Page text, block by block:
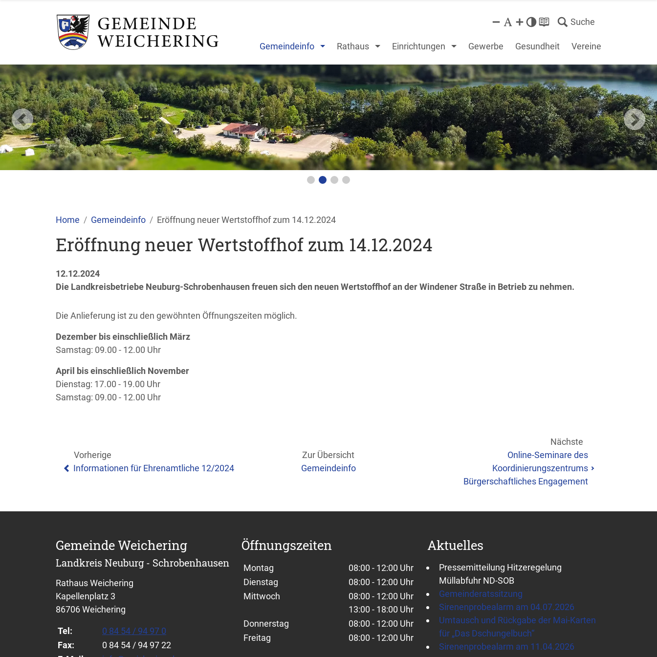
Suche
Gemeindeinfo Rathaus Einrichtungen Gewerbe Gesundheit Vereine
Home Gemeindeinfo Eröffnung neuer Wertstoffhof zum 14.12.2024
Eröffnung neuer Wertstoffhof zum 14.12.2024
12.12.2024
Die Landkreisbetriebe Neuburg-Schrobenhausen freuen sich den neuen Wertstoffhof an der Windener Straße in Betrieb zu nehmen.
Die Anlieferung ist zu den gewöhnten Öffnungszeiten möglich.
Dezember bis einschließlich März
Samstag: 09.00 - 12.00 Uhr
April bis einschließlich November
Dienstag: 17.00 - 19.00 Uhr
Samstag: 09.00 - 12.00 Uhr
Vorherige
Informationen für Ehrenamtliche 12/2024
Zur Übersicht
Gemeindeinfo
Nächste
Online-Seminare des
Koordinierungszentrums
Bürgerschaftliches Engagement
Gemeinde Weichering
Landkreis Neuburg - Schrobenhausen
Rathaus Weichering
Kapellenplatz 3
86706 Weichering
Tel:
0 84 54 / 94 97 0
Fax:
0 84 54 / 94 97 22
Öffnungszeiten
Wochentage / Monate
Öffnungszeiten / Hinweise
Montag
08:00 - 12:00 Uhr
Dienstag
08:00 - 12:00 Uhr
Mittwoch
08:00 - 12:00 Uhr
13:00 - 18:00 Uhr
Donnerstag
08:00 - 12:00 Uhr
Freitag
08:00 - 12:00 Uhr
Aktuelles
Pressemitteilung Hitzeregelung
Müllabfuhr ND-SOB
Gemeinderatssitzung
Sirenenprobealarm am 04.07.2026
Umtausch und Rückgabe der Mai-Karten
für „Das Dschungelbuch“
Sirenenprobealarm am 11.04.2026